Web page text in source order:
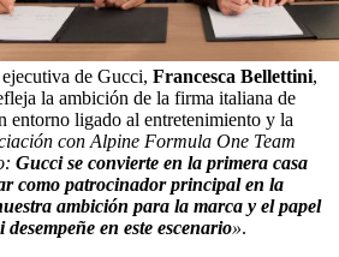
de Gucci, Francesca Bellettini,
la ambición de la firma italiana de
entorno ligado al entretenimiento y la
con Alpine Formula One Team
Gucci se convierte en la primera casa
como patrocinador principal en la
ambición para la marca y el papel
en este escenario».